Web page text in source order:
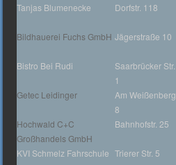
Tanjas Blumenecke Dorfstr. 118
Bildhauerei Fuchs GmbH Jägerstraße 10
Bistro Bei Rudi
Saarbrücker Str.
1
Getec Leidinger
Am Weißenberg
8
Hochwald C+C
Großhandels GmbH
Bahnhofstr. 25
KVI Schmelz Fahrschule Trierer Str. 5